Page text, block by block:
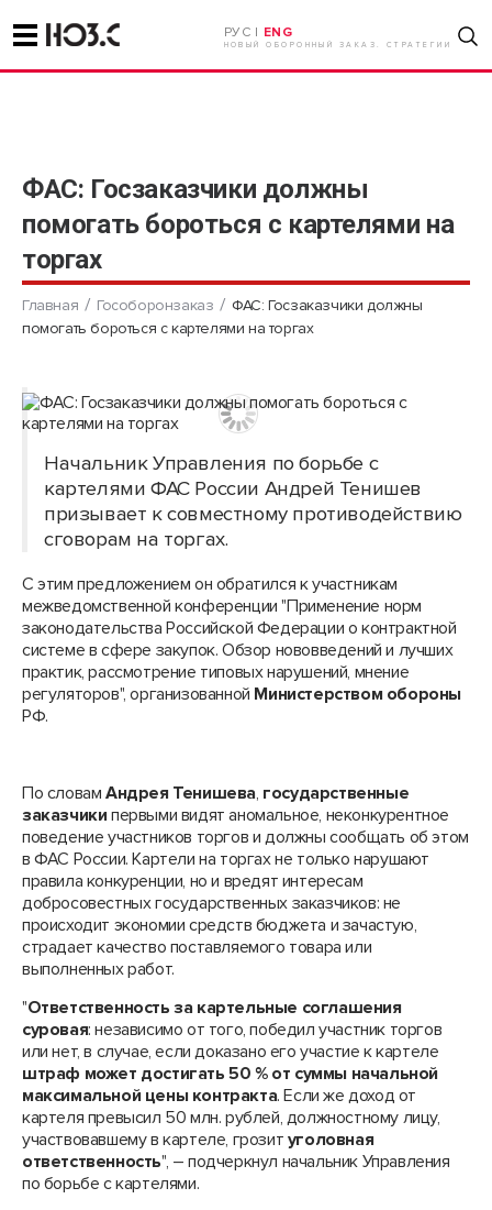
РУС | ENG
НОВЫЙ ОБОРОННЫЙ ЗАКАЗ. СТРАТЕГИИ
ФАС: Госзаказчики должны
помогать бороться с картелями на
торгах
Главная Гособоронзаказ
ФАС: Госзаказчики должны
помогать бороться с картелями на торгах
Начальник Управления по борьбе с
картелями ФАС России Андрей Тенишев
призывает к совместному противодействию
сговорам на торгах.
С этим предложением он обратился к участникам
межведомственной конференции "Применение норм
законодательства Российской Федерации о контрактной
системе в сфере закупок. Обзор нововведений и лучших
практик, рассмотрение типовых нарушений, мнение
регуляторов", организованной Министерством обороны
РФ.
По словам Андрея Тенишева, государственные
заказчики первыми видят аномальное, неконкурентное
поведение участников торгов и должны сообщать об этом
в ФАС России. Картели на торгах не только нарушают
правила конкуренции, но и вредят интересам
добросовестных государственных заказчиков: не
происходит экономии средств бюджета и зачастую,
страдает качество поставляемого товара или
выполненных работ.
"Ответственность за картельные соглашения
суровая: независимо от того, победил участник торгов
или нет, в случае, если доказано его участие к картеле
штраф может достигать 50 % от суммы начальной
максимальной цены контракта. Если же доход от
картеля превысил 50 млн. рублей, должностному лицу,
участвовавшему в картеле, грозит уголовная
ответственность", – подчеркнул начальник Управления
по борьбе с картелями.